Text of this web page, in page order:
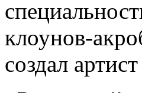
клоунов-
соз­дал